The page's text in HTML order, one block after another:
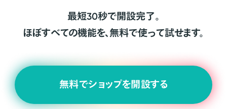
最短30秒で開設完了。
ほぼすべての機能を、無料で使って試せます。
無料でショップを開設する